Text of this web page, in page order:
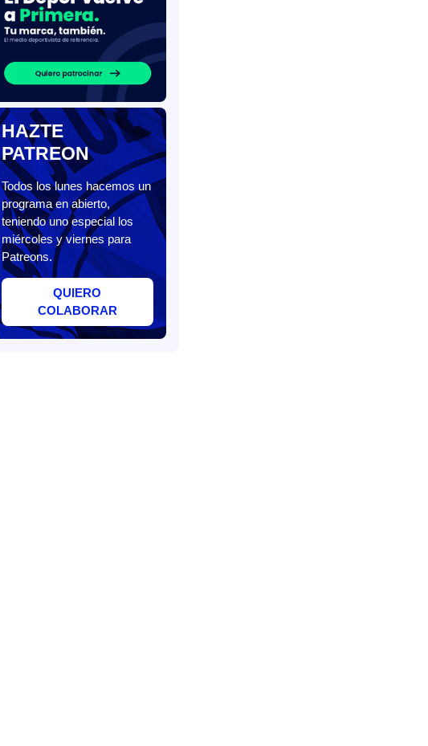
HAZTE
PATREON
Todos los lunes hacemos un
programa en abierto,
teniendo uno especial los
miércoles y viernes para
Patreons.
QUIERO
COLABORAR